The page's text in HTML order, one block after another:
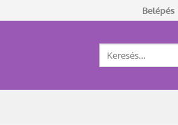
Belépés
Keresés